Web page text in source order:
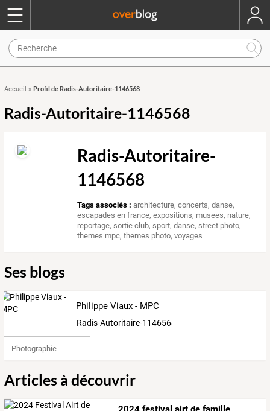
Accueil » Profil de Radis-Autoritaire-1146568
Radis-Autoritaire-1146568
Radis-Autoritaire-
1146568
Tags associés : architecture,concerts,danse,
escapades en france,expositions, musees, nature,
reportage,sortie club,sport, danse,street photo,
themes mpc,themes photo,voyages
Ses blogs
Philippe Viaux - MPC
Radis-Autoritaire-1146568
Photographie
Articles à découvrir